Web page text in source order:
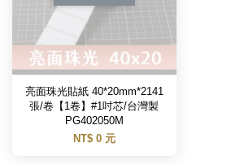
亮面珠光貼紙 40*20mm*2141
張/卷【1卷】#1吋芯/台灣製
PG402050M
NT$ 0 元